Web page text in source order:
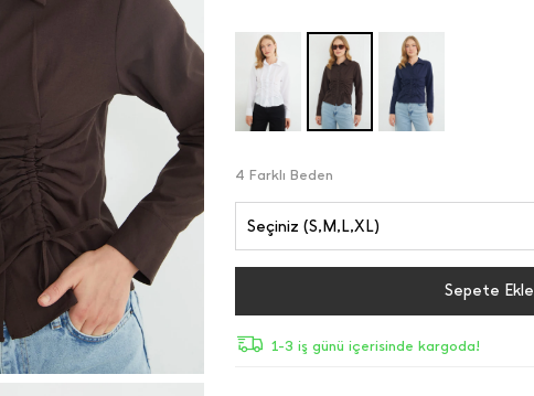
4 Farklı Beden
Seçiniz (S,M,L,XL)
Sepete Ekle
1-3 iş günü içerisinde kargoda!